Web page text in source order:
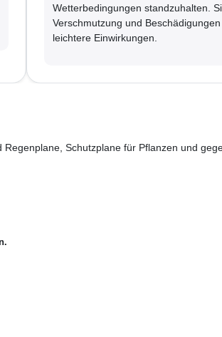
Wetterbedingungen standzuhalten.
Verschmutzung und
leichtere Einwirkungen.
Schutzplane für Pflanzen und